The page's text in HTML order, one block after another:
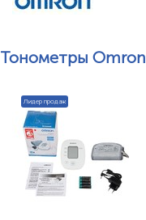
Тонометры Omron
Лидер продаж